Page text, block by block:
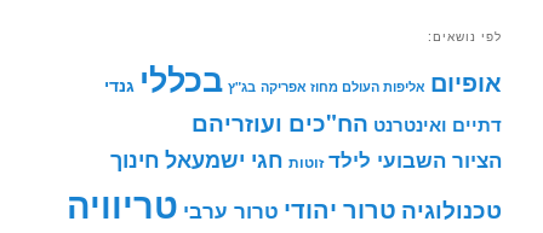
לפי נושאים:
אופיום אליפות העולם מחוז אפריקה בג"ץ בכללי גנדי
דתיים ואינטרנט הח"כים ועוזריהם
הציור השבועי לילד זוטות חגי ישמעאל חינוך
טכנולוגיה טרור יהודי טרור ערבי טריוויה